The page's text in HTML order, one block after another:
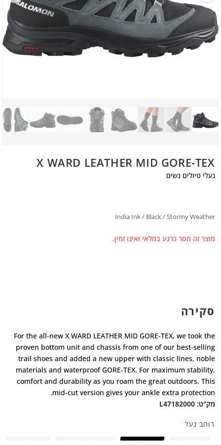
X WARD LEATHER MID GORE-TEX
נעלי טיולים נשים
India Ink / Black / Stormy Weather
מוצר זה חסר כרגע במלאי ואינו זמין.
סקירה
For the all-new X WARD LEATHER MID GORE-TEX, we took the
proven bottom unit and chassis from one of our best-selling
trail shoes and added a new upper with classic lines, noble
materials and waterproof GORE-TEX. For maximum stability,
comfort and durability as you roam the great outdoors. This
mid-cut version gives your ankle extra protection.
מק"ט: L47182000
רוחב נעל